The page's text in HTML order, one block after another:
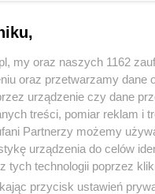
Optycznych
my oraz naszych 1162
oraz przetwarzamy dane
urządzenie czy dane
treści, pomiar reklam i
Partnerzy możemy
urządzenia do celów
tych technologii poprzez
przycisk ustawień